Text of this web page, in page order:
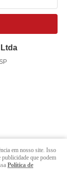
em nosso site. Isso
publicidade que podem
Política de